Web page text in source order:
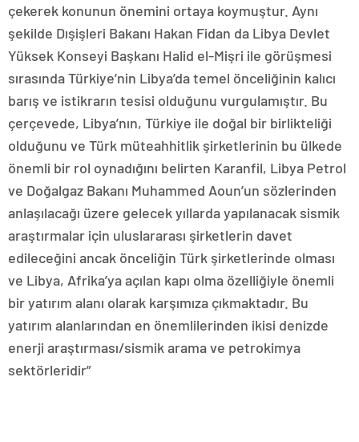
çekerek konunun önemini ortaya koymuştur. Aynı
şekilde Dışişleri Bakanı Hakan Fidan da Libya Devlet
Yüksek Konseyi Başkanı Halid el-Mişri ile görüşmesi
sırasında Türkiye’nin Libya’da temel önceliğinin kalıcı
barış ve istikrarın tesisi olduğunu vurgulamıştır. Bu
çerçevede, Libya’nın, Türkiye ile doğal bir birlikteliği
olduğunu ve Türk müteahhitlik şirketlerinin bu ülkede
önemli bir rol oynadığını belirten Karanfil, Libya Petrol
ve Doğalgaz Bakanı Muhammed Aoun’un sözlerinden
anlaşılacağı üzere gelecek yıllarda yapılanacak sismik
araştırmalar için uluslararası şirketlerin davet
edileceğini ancak önceliğin Türk şirketlerinde olması
ve Libya, Afrika’ya açılan kapı olma özelliğiyle önemli
bir yatırım alanı olarak karşımıza çıkmaktadır. Bu
yatırım alanlarından en önemlilerinden ikisi denizde
enerji araştırması/sismik arama ve petrokimya
sektörleridir”